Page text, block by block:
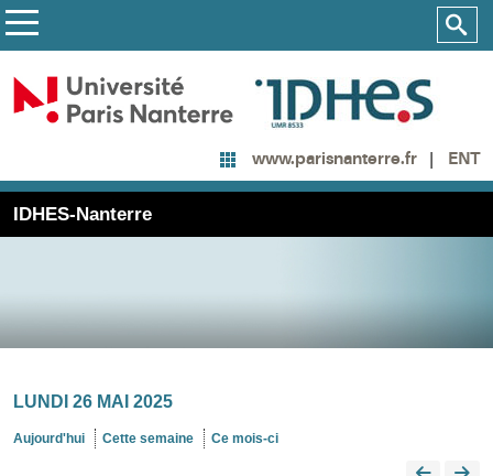
www.parisnanterre.fr ENT
IDHES-Nanterre
LUNDI 26 MAI 2025
Aujourd'hui Cette semaine Ce mois-ci